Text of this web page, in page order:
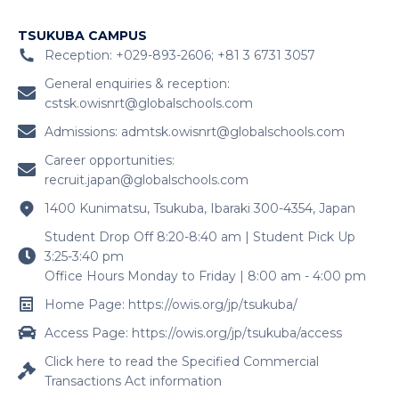
TSUKUBA CAMPUS
Reception: +029-893-2606; +81 3 6731 3057
General enquiries & reception:
cstsk.owisnrt@globalschools.com
Admissions: admtsk.owisnrt@globalschools.com
Career opportunities:
recruit.japan@globalschools.com
1400 Kunimatsu, Tsukuba, Ibaraki 300-4354, Japan
Student Drop Off 8:20-8:40 am | Student Pick Up
3:25-3:40 pm
Office Hours Monday to Friday | 8:00 am - 4:00 pm
Home Page: https://owis.org/jp/tsukuba/
Access Page: https://owis.org/jp/tsukuba/access
Click here to read the Specified Commercial
Transactions Act information